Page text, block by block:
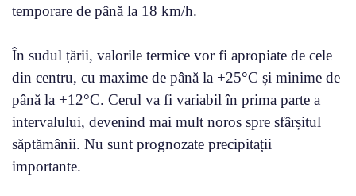
temporare de până la 18 km/h.
În sudul țării, valorile termice vor fi apropiate de cele
din centru, cu maxime de până la +25°C și minime de
până la +12°C. Cerul va fi variabil în prima parte a
intervalului, devenind mai mult noros spre sfârșitul
săptămânii. Nu sunt prognozate precipitații
importante.